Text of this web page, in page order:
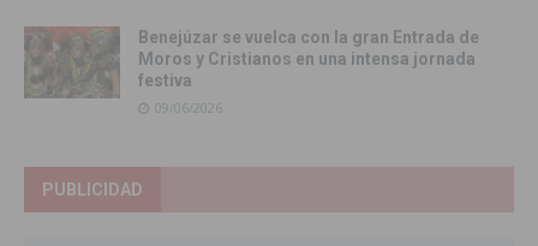
Benejúzar se vuelca con la gran Entrada de
Moros y Cristianos en una intensa jornada
festiva
09/06/2026
PUBLICIDAD